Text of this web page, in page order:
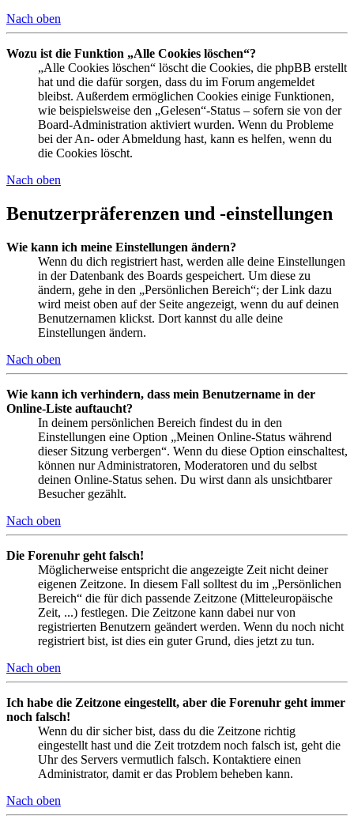
Nach oben
Wozu ist die Funktion „Alle Cookies löschen“?
„Alle Cookies löschen“ löscht die Cookies, die phpBB erstellt
hat und die dafür sorgen, dass du im Forum angemeldet
bleibst. Außerdem ermöglichen Cookies einige Funktionen,
wie beispielsweise den „Gelesen“-Status – sofern sie von der
Board-Administration aktiviert wurden. Wenn du Probleme
bei der An- oder Abmeldung hast, kann es helfen, wenn du
die Cookies löscht.
Nach oben
Benutzerpräferenzen und -einstellungen
Wie kann ich meine Einstellungen ändern?
Wenn du dich registriert hast, werden alle deine Einstellungen
in der Datenbank des Boards gespeichert. Um diese zu
ändern, gehe in den „Persönlichen Bereich“; der Link dazu
wird meist oben auf der Seite angezeigt, wenn du auf deinen
Benutzernamen klickst. Dort kannst du alle deine
Einstellungen ändern.
Nach oben
Wie kann ich verhindern, dass mein Benutzername in der
Online-Liste auftaucht?
In deinem persönlichen Bereich findest du in den
Einstellungen eine Option „Meinen Online-Status während
dieser Sitzung verbergen“. Wenn du diese Option einschaltest,
können nur Administratoren, Moderatoren und du selbst
deinen Online-Status sehen. Du wirst dann als unsichtbarer
Besucher gezählt.
Nach oben
Die Forenuhr geht falsch!
Möglicherweise entspricht die angezeigte Zeit nicht deiner
eigenen Zeitzone. In diesem Fall solltest du im „Persönlichen
Bereich“ die für dich passende Zeitzone (Mitteleuropäische
Zeit, ...) festlegen. Die Zeitzone kann dabei nur von
registrierten Benutzern geändert werden. Wenn du noch nicht
registriert bist, ist dies ein guter Grund, dies jetzt zu tun.
Nach oben
Ich habe die Zeitzone eingestellt, aber die Forenuhr geht immer
noch falsch!
Wenn du dir sicher bist, dass du die Zeitzone richtig
eingestellt hast und die Zeit trotzdem noch falsch ist, geht die
Uhr des Servers vermutlich falsch. Kontaktiere einen
Administrator, damit er das Problem beheben kann.
Nach oben